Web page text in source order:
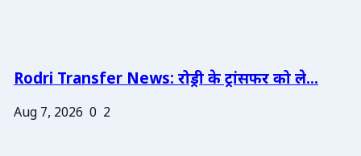
Rodri Transfer News: रोड्री के ट्रांसफर को ले...
Aug 7, 2026 0 2